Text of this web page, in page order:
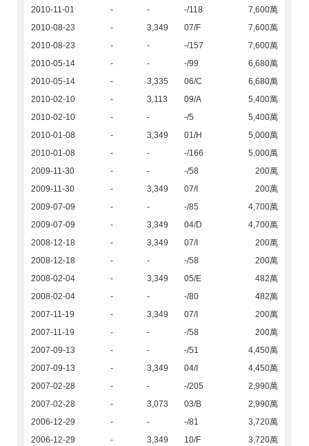
2010-11-01
- - -/118
7,600萬
2010-08-23
- 3,349 07/F
7,600萬
2010-08-23
- - -/157
7,600萬
2010-05-14
- - -/99
6,680萬
2010-05-14
- 3,335 06/C
6,680萬
2010-02-10
- 3,113 09/A
5,400萬
2010-02-10
- - -/5
5,400萬
2010-01-08
- 3,349 01/H
5,000萬
2010-01-08
- - -/166
5,000萬
2009-11-30
- - -/58
200萬
2009-11-30
- 3,349 07/I
200萬
2009-07-09
- - -/85
4,700萬
2009-07-09
- 3,349 04/D
4,700萬
2008-12-18
- 3,349 07/I
200萬
2008-12-18
- - -/58
200萬
2008-02-04
- 3,349 05/E
482萬
2008-02-04
- - -/80
482萬
2007-11-19
- 3,349 07/I
200萬
2007-11-19
- - -/58
200萬
2007-09-13
- - -/51
4,450萬
2007-09-13
- 3,349 04/I
4,450萬
2007-02-28
- - -/205
2,990萬
2007-02-28
- 3,073 03/B
2,990萬
2006-12-29
- - -/81
3,720萬
2006-12-29
- 3,349 10/F
3,720萬